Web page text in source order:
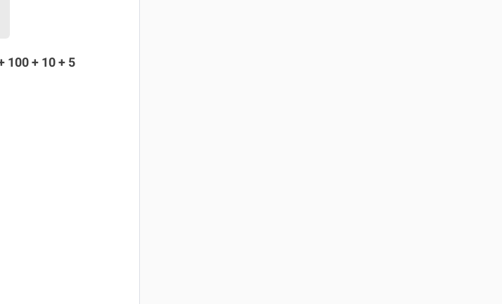
100 + 10 + 5